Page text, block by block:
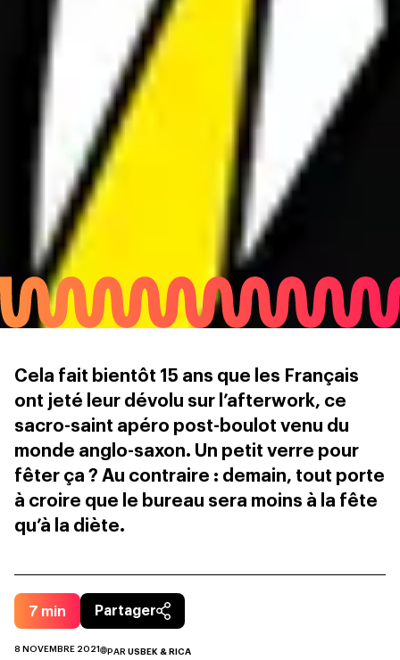
Cela fait bientôt 15 ans que les Français
ont jeté leur dévolu sur l’afterwork, ce
sacro-saint apéro post-boulot venu du
monde anglo-saxon. Un petit verre pour
fêter ça ? Au contraire : demain, tout porte
à croire que le bureau sera moins à la fête
qu’à la diète.
7 min Partager
8 NOVEMBRE 2021 PAR USBEK & RICA